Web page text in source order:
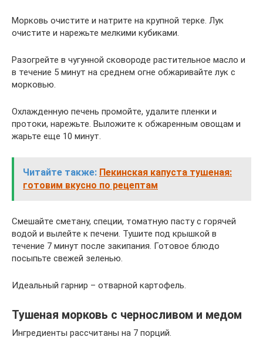
Морковь очистите и натрите на крупной терке. Лук
очистите и нарежьте мелкими кубиками.
Разогрейте в чугунной сковороде растительное масло и
в течение 5 минут на среднем огне обжаривайте лук с
морковью.
Охлажденную печень промойте, удалите пленки и
протоки, нарежьте. Выложите к обжаренным овощам и
жарьте еще 10 минут.
Читайте также: Пекинская капуста тушеная:
готовим вкусно по рецептам
Смешайте сметану, специи, томатную пасту с горячей
водой и вылейте к печени. Тушите под крышкой в
течение 7 минут после закипания. Готовое блюдо
посыпьте свежей зеленью.
Идеальный гарнир – отварной картофель.
Тушеная морковь с черносливом и медом
Ингредиенты рассчитаны на 7 порций.